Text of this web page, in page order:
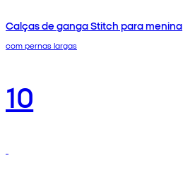
Calças de ganga Stitch para menina
com pernas largas
10